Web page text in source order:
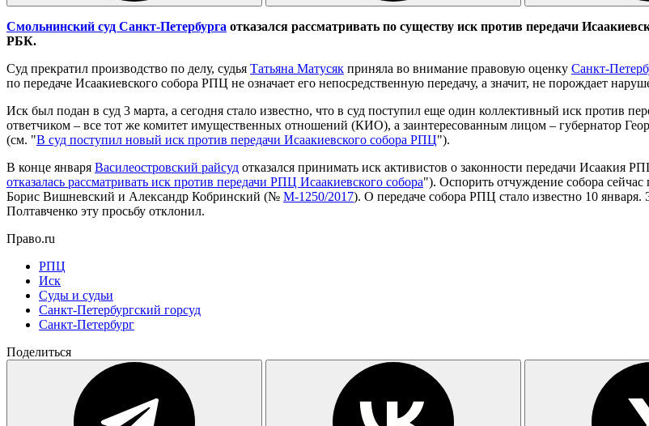
Смольнинский суд Санкт-Петербурга ​отказался рассматривать по существу иск против передачи
РБК.
Суд прекратил производство по делу, судья Татьяна Матусяк приняла во внимание правовую оценку Санкт-
по передаче Исаакиевского собора РПЦ не означает его непосредственную передачу, а значит, не порождает
Иск был подан в суд 3 марта, а сегодня стало известно, что в суд поступил еще один коллективный иск против
ответчиком – все тот же комитет имущественных отношений (КИО), а заинтересованным лицом – губернатор
(см. "В суд поступил новый иск против передачи Исаакиевского собора РПЦ").
В конце января Василеостровский райсуд отказался принимать иск активистов о законности передачи Исаакия
отказалась рассматривать иск против передачи РПЦ Исаакиевского собора"). Оспорить отчуждение собора
Борис Вишневский и Александр Кобринский (№ М-1250/2017). О передаче собора РПЦ стало известно 10
Полтавченко эту просьбу отклонил.
Право.ru
РПЦ
Иск
Суды и судьи
Санкт-Петербургский горсуд
Санкт-Петербург
Поделиться